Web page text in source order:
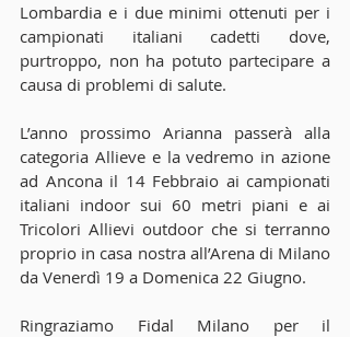
Lombardia e i due minimi ottenuti per i
campionati italiani cadetti dove,
purtroppo, non ha potuto partecipare a
causa di problemi di salute.
L’anno prossimo Arianna passerà alla
categoria Allieve e la vedremo in azione
ad Ancona il 14 Febbraio ai campionati
italiani indoor sui 60 metri piani e ai
Tricolori Allievi outdoor che si terranno
proprio in casa nostra all’Arena di Milano
da Venerdì 19 a Domenica 22 Giugno.
Ringraziamo Fidal Milano per il